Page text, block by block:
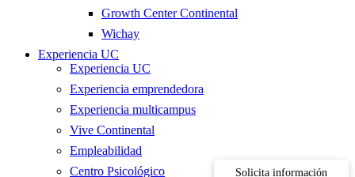
Solicita información
Growth Center Continental
Wichay
Experiencia UC
Experiencia UC
Experiencia emprendedora
Experiencia multicampus
Vive Continental
Empleabilidad
Centro Psicológico